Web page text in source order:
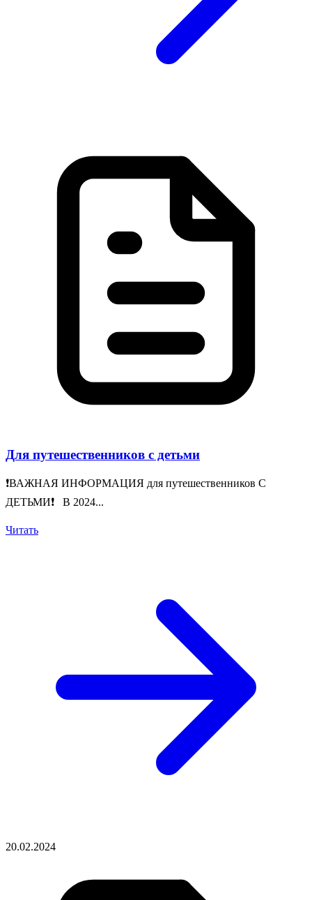
Для путешественников с детьми
❗️ВАЖНАЯ ИНФОРМАЦИЯ для путешественников С
ДЕТЬМИ❗️ В 2024...
Читать
20.02.2024